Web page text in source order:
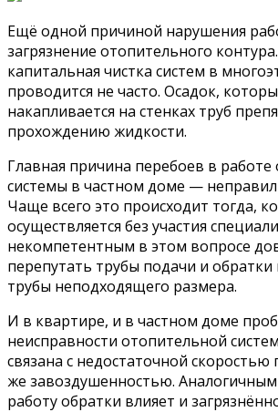
Ещё одной причиной нарушения
загрязнение отопительного
капитальная чистка систем в
проводится не часто. Осадок,
накапливается на стенках труб
прохождению жидкости.
Главная причина перебоев в
системы в частном доме —
Чаще всего это происходит тогда,
осуществляется без участия
некомпетентным в этом вопросе
перепутать трубы подачи и
трубы неподходящего размера.
И в квартире, и в частном доме
неисправности отопительной
связана с недостаточной
же завоздушенностью.
работу обратки влияет и